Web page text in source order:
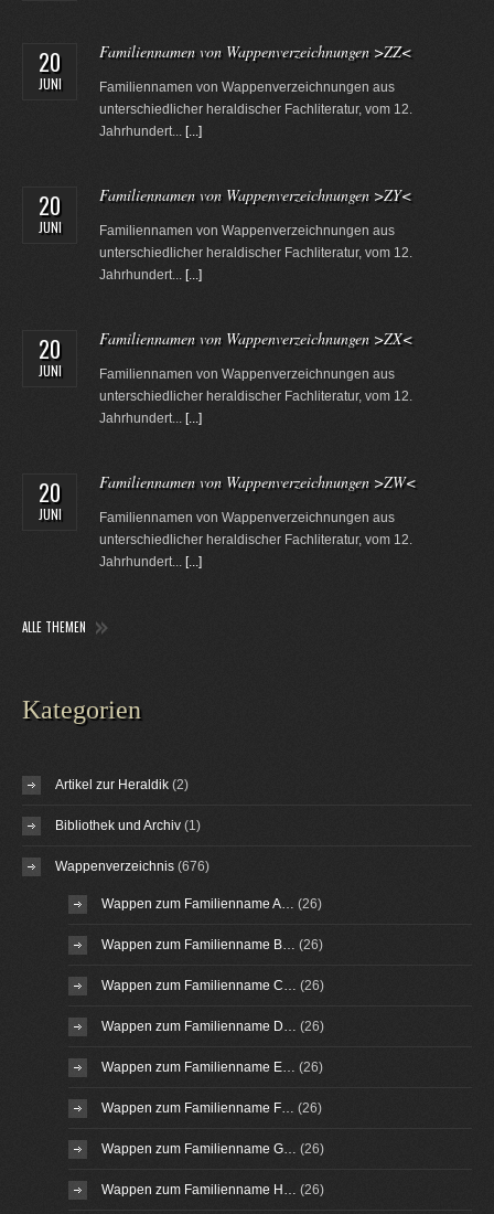
20
JUNI
Familiennamen von Wappenverzeichnungen >ZZ<
Familiennamen von Wappenverzeichnungen aus
unterschiedlicher heraldischer Fachliteratur, vom 12.
Jahrhundert... [...]
20
JUNI
Familiennamen von Wappenverzeichnungen >ZY<
Familiennamen von Wappenverzeichnungen aus
unterschiedlicher heraldischer Fachliteratur, vom 12.
Jahrhundert... [...]
20
JUNI
Familiennamen von Wappenverzeichnungen >ZX<
Familiennamen von Wappenverzeichnungen aus
unterschiedlicher heraldischer Fachliteratur, vom 12.
Jahrhundert... [...]
20
JUNI
Familiennamen von Wappenverzeichnungen >ZW<
Familiennamen von Wappenverzeichnungen aus
unterschiedlicher heraldischer Fachliteratur, vom 12.
Jahrhundert... [...]
ALLE THEMEN
Kategorien
Artikel zur Heraldik (2)
Bibliothek und Archiv (1)
Wappenverzeichnis (676)
Wappen zum Familienname A… (26)
Wappen zum Familienname B… (26)
Wappen zum Familienname C… (26)
Wappen zum Familienname D… (26)
Wappen zum Familienname E… (26)
Wappen zum Familienname F… (26)
Wappen zum Familienname G… (26)
Wappen zum Familienname H… (26)